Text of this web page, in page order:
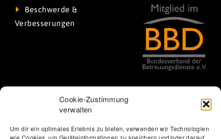
Cookie-Zustimmung
verwalten
Um dir ein optimales Erlebnis zu bieten, verwenden wir Technologien
wie Cookies, um Geräteinformationen zu speichern und/oder darauf
Beschwerde &
Verbesserungen